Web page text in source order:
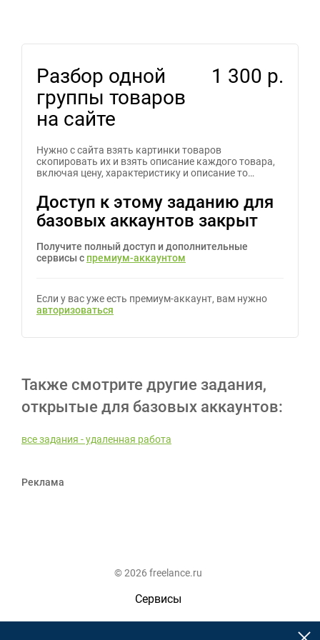
Разбор одной
группы товаров
на сайте
1 300 р.
Нужно с сайта взять картинки товаров
скопировать их и взять описание каждого товара,
включая цену, характеристику и описание то…
Доступ к этому заданию для
базовых аккаунтов закрыт
Получите полный доступ и дополнительные
сервисы с премиум-аккаунтом
Если у вас уже есть премиум-аккаунт, вам нужно
авторизоваться
Также смотрите другие задания,
открытые для базовых аккаунтов:
все задания - удаленная работа
Реклама
© 2026 freelance.ru
Сервисы
Помощь